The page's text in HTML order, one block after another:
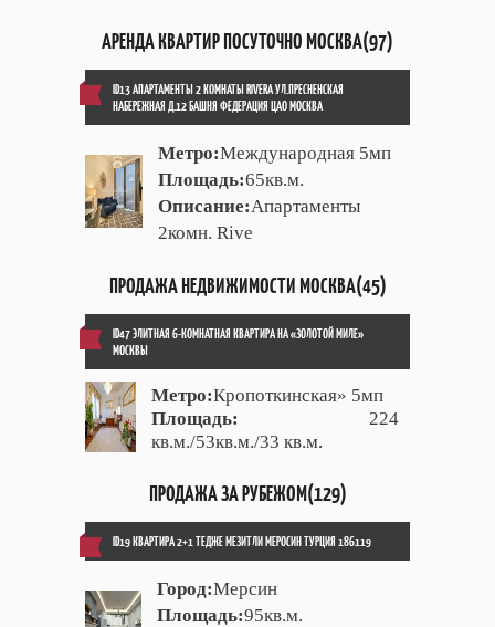
АРЕНДА КВАРТИР ПОСУТОЧНО МОСКВА(97)
ID13 АПАРТАМЕНТЫ 2 КОМНАТЫ RIVERA УЛ.ПРЕСНЕНСКАЯ
НАБЕРЕЖНАЯ Д.12 БАШНЯ ФЕДЕРАЦИЯ ЦАО МОСКВА
Метро:Международная 5мп
Площадь:65кв.м.
Описание:Апартаменты
2комн. Rive
ПРОДАЖА НЕДВИЖИМОСТИ МОСКВА(45)
ID47 ЭЛИТНАЯ 6-КОМНАТНАЯ КВАРТИРА НА «ЗОЛОТОЙ МИЛЕ»
МОСКВЫ
Метро:Кропоткинская» 5мп
Площадь:
224
кв.м./53кв.м./33 кв.м.
ПРОДАЖА ЗА РУБЕЖОМ(129)
ID19 КВАРТИРА 2+1 ТЕДЖЕ МЕЗИТЛИ МЕРОСИН ТУРЦИЯ 186119
Город:Мерсин
Площадь:95кв.м.